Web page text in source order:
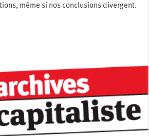
même si nos conclusions divergent.